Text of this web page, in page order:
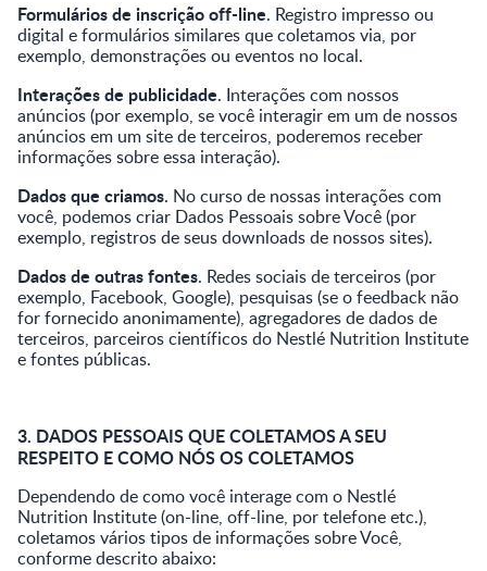
Formulários de inscrição off-line. Registro impresso ou
digital e formulários similares que coletamos via, por
exemplo, demonstrações ou eventos no local.
Interações de publicidade. Interações com nossos
anúncios (por exemplo, se você interagir em um de nossos
anúncios em um site de terceiros, poderemos receber
informações sobre essa interação).
Dados que criamos. No curso de nossas interações com
você, podemos criar Dados Pessoais sobre Você (por
exemplo, registros de seus downloads de nossos sites).
Dados de outras fontes. Redes sociais de terceiros (por
exemplo, Facebook, Google), pesquisas (se o feedback não
for fornecido anonimamente), agregadores de dados de
terceiros, parceiros científicos do Nestlé Nutrition Institute
e fontes públicas.
3. DADOS PESSOAIS QUE COLETAMOS A SEU
RESPEITO E COMO NÓS OS COLETAMOS
Dependendo de como você interage com o Nestlé
Nutrition Institute (on-line, off-line, por telefone etc.),
coletamos vários tipos de informações sobre Você,
conforme descrito abaixo: